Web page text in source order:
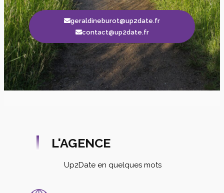
geraldineburot@up2date.fr
contact@up2date.fr
L'AGENCE
Up2Date en quelques mots